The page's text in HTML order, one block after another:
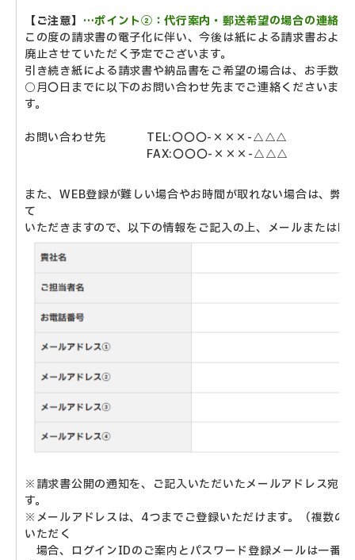
【ご注意】 …ポイント②：代行案内・郵送希望の場合の連絡依
この度の請求書の電子化に伴い、今後は紙による請求書およ
廃止させていただく予定でございます。
引き続き紙による請求書や納品書をご希望の場合は、お手数
○月〇日までに以下のお問い合わせ先までご連絡くださいます
す。
お問い合わせ先 TEL:〇〇〇-×××-△△△
FAX:〇〇〇-×××-△△△
また、WEB登録が難しい場合やお時間が取れない場合は、弊
て
いただきますので、以下の情報をご記入の上、メールまたは
※請求書公開の通知を、ご記入いただいたメールアドレス宛
す。
※メールアドレスは、4つまでご登録いただけます。（複数の
いただく
場合、 ログインIDのご案内とパスワード登録メールは一番